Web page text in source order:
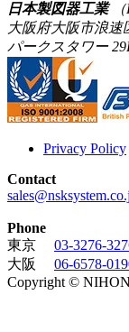
日本製図器工業（
大阪府大阪市浪速
パークスタワー
Privacy Policy
Contact
Phone
東京
03-3276-
大阪
06-6578-
Copyright ©